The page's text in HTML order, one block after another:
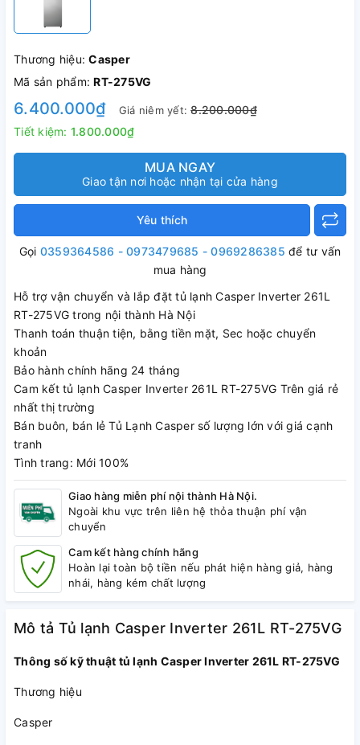
Thương hiệu:Casper
Mã sản phẩm:RT-275VG
6.400.000₫ Giá niêm yết:8.200.000₫
Tiết kiệm: 1.800.000₫
MUA NGAY
Giao tận nơi hoặc nhận tại cửa hàng
Yêu thích
Gọi 0359364586 - 0973479685 - 0969286385 để tư vấn
mua hàng
Hỗ trợ vận chuyển và lắp đặt tủ lạnh Casper Inverter 261L
RT-275VG trong nội thành Hà Nội
Thanh toán thuận tiện, bằng tiền mặt, Sec hoặc chuyển
khoản
Bảo hành chính hãng 24 tháng
Cam kết tủ lạnh Casper Inverter 261L RT-275VG Trên giá rẻ
nhất thị trường
Bán buôn, bán lẻ Tủ Lạnh Casper số lượng lớn với giá cạnh
tranh
Tình trang: Mới 100%
Giao hàng miễn phí nội thành Hà Nội.
Ngoài khu vực trên liên hệ thỏa thuận phí vận
chuyển
Cam kết hàng chính hãng
Hoàn lại toàn bộ tiền nếu phát hiện hàng giả, hàng
nhái, hàng kém chất lượng
Mô tả Tủ lạnh Casper Inverter 261L RT-275VG
Thông số kỹ thuật tủ lạnh Casper Inverter 261L RT-275VG
Thương hiệu
Casper